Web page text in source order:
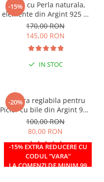
-15%
Colier cu Perla naturala,
elemente din Argint 925 si
margele Miyuki, verde/kiwi
170,00 RON
145,00 RON
IN STOC
-20%
-15% EXTRA REDUCERE CU
CODUL ”VARA”
LA COMENZI DE MINIM 99
Bratara reglabila pentru
Picior cu bile din Argint 925
si margele Miyuki verzi
100,00 RON
80,00 RON
IN STOC